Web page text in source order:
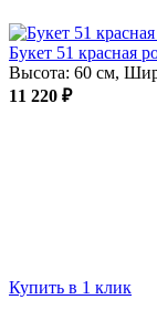
Букет 51 красная
Высота: 60 см,
11 220 ₽
Купить в 1 клик